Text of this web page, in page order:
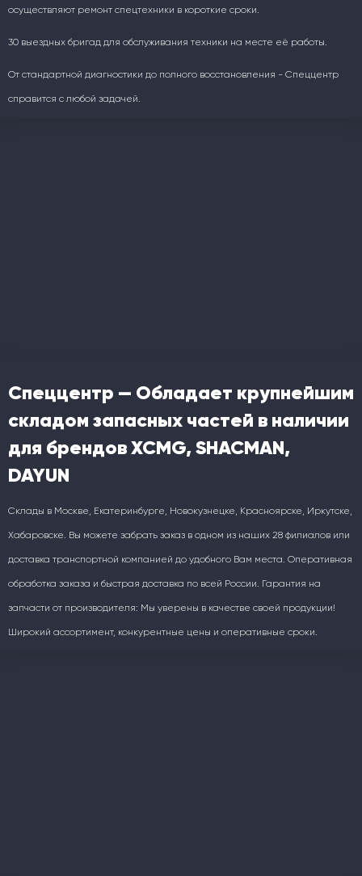
осуществляют ремонт спецтехники в короткие сроки.
30 выездных бригад для обслуживания техники на месте её работы.
От стандартной диагностики до полного восстановления - Спеццентр
справится с любой задачей.
Спеццентр — Обладает крупнейшим
складом запасных частей в наличии
для брендов XCMG, SHACMAN,
DAYUN
Склады в Москве, Екатеринбурге, Новокузнецке, Красноярске, Иркутске,
Хабаровске. Вы можете забрать заказ в одном из наших 28 филиалов или
доставка транспортной компанией до удобного Вам места. Оперативная
обработка заказа и быстрая доставка по всей России. Гарантия на
запчасти от производителя: Мы уверены в качестве своей продукции!
Широкий ассортимент, конкурентные цены и оперативные сроки.